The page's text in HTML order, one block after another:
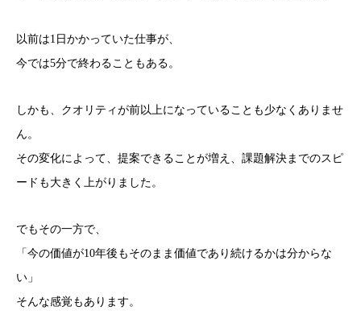
以前は1日かかっていた仕事が、
今では5分で終わることもある。
しかも、クオリティが前以上になっていることも少なくありませ
ん。
その変化によって、提案できることが増え、課題解決までのスピ
ードも大きく上がりました。
でもその一方で、
「今の価値が10年後もそのまま価値であり続けるかは分からな
い」
そんな感覚もあります。